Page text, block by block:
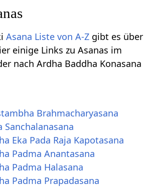
Asana Liste von A-Z gibt es über
einige Links zu Asanas im
nach Ardha Baddha Konasana
Brahmacharyasana
Sanchalanasana
Eka Pada Raja Kapotasana
Padma Anantasana
Padma Halasana
Padma Prapadasana